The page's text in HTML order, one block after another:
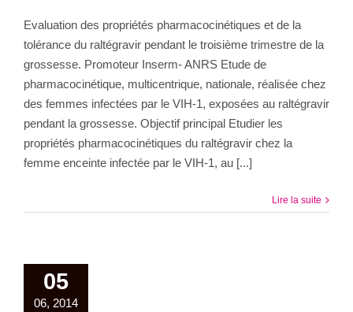
Evaluation des propriétés pharmacocinétiques et de la
tolérance du raltégravir pendant le troisième trimestre de la
grossesse. Promoteur Inserm- ANRS Etude de
pharmacocinétique, multicentrique, nationale, réalisée chez
des femmes infectées par le VIH-1, exposées au raltégravir
pendant la grossesse. Objectif principal Etudier les
propriétés pharmacocinétiques du raltégravir chez la
femme enceinte infectée par le VIH-1, au [...]
Lire la suite
05
06, 2014